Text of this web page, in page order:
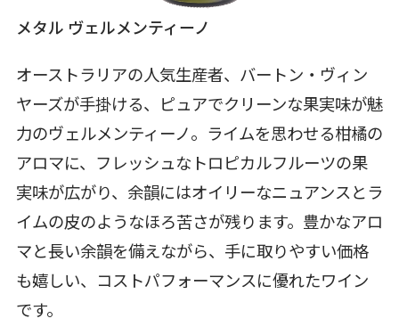
メタル ヴェルメンティーノ
オーストラリアの人気生産者、バートン・ヴィン
ヤーズが手掛ける、ピュアでクリーンな果実味が魅
力のヴェルメンティーノ。ライムを思わせる柑橘の
アロマに、フレッシュなトロピカルフルーツの果
実味が広がり、余韻にはオイリーなニュアンスとラ
イムの皮のようなほろ苦さが残ります。豊かなアロ
マと長い余韻を備えながら、手に取りやすい価格
も嬉しい、コストパフォーマンスに優れたワイン
です。